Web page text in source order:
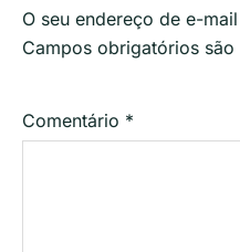
O seu endereço de e-
Campos obrigatórios
Comentário *